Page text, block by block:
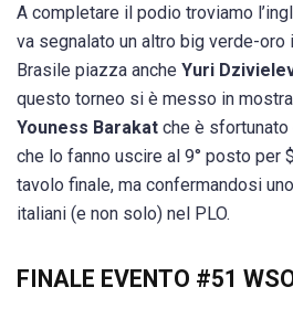
A completare il podio troviamo
va segnalato un altro big verde-
Brasile piazza anche Yuri
questo torneo si è messo in
Youness Barakat che è
che lo fanno uscire al 9° posto per
tavolo finale, ma confermandosi
italiani (e non solo) nel PLO.
FINALE EVENTO #51